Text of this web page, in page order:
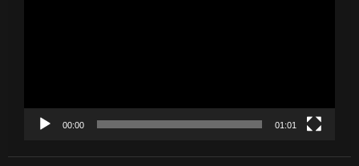
00:00 01:01